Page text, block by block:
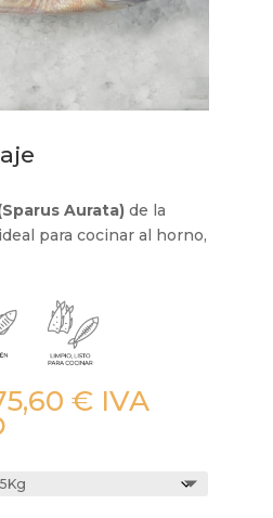
Aurata) de la
para cocinar al horno,
€Rango
24,30 €
IVA